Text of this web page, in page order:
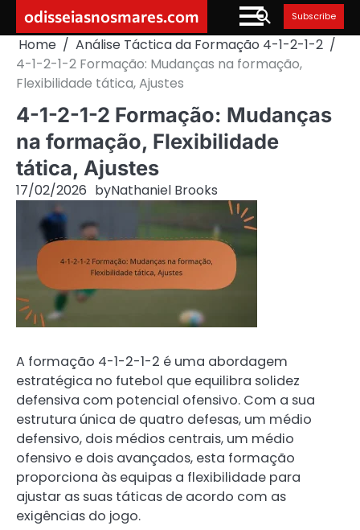
content
odisseiasnosmares.com Subscribe
Home
Análise Táctica da Formação 4-1-2-1-2
4-1-2-1-2 Formação: Mudanças na formação,
Flexibilidade tática, Ajustes
4-1-2-1-2 Formação: Mudanças
na formação, Flexibilidade
tática, Ajustes
17/02/2026 byNathaniel Brooks
A formação 4-1-2-1-2 é uma abordagem
estratégica no futebol que equilibra solidez
defensiva com potencial ofensivo. Com a sua
estrutura única de quatro defesas, um médio
defensivo, dois médios centrais, um médio
ofensivo e dois avançados, esta formação
proporciona às equipas a flexibilidade para
ajustar as suas táticas de acordo com as
exigências do jogo.